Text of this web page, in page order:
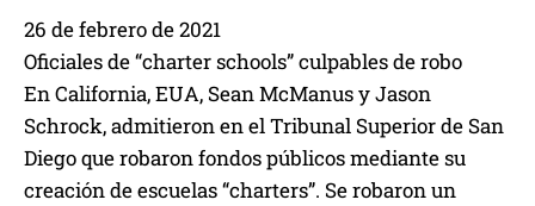
26 de febrero de 2021
Oficiales de “charter schools” culpables de robo
En California, EUA, Sean McManus y Jason
Schrock, admitieron en el Tribunal Superior de San
Diego que robaron fondos públicos mediante su
creación de escuelas “charters”. Se robaron un